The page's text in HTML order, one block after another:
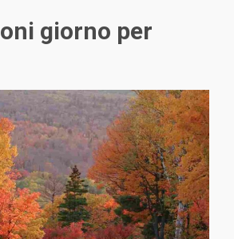
giorno per